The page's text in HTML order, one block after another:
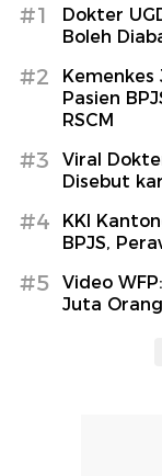
#1
Dokter
Boleh
#2
Kemenkes
Pasien
RSCM
#3
Viral
Disebut
#4
KKI
BPJS,
#5
Video
Juta